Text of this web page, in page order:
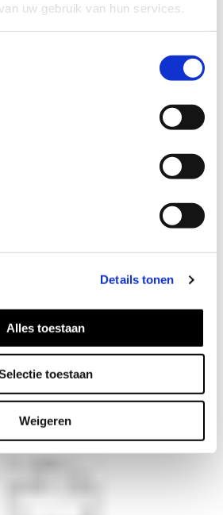
uw gebruik van hun services.
Details tonen
Alles toestaan
toestaan
Weigeren
Energy Muse ring
46EUR
32EUR